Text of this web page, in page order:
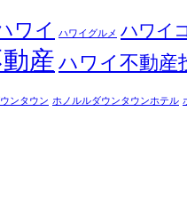
ワイ ハワイグルメ ハワイ
産 ハワイ不動産
ンタウン ホノルルダウンタウンホテル